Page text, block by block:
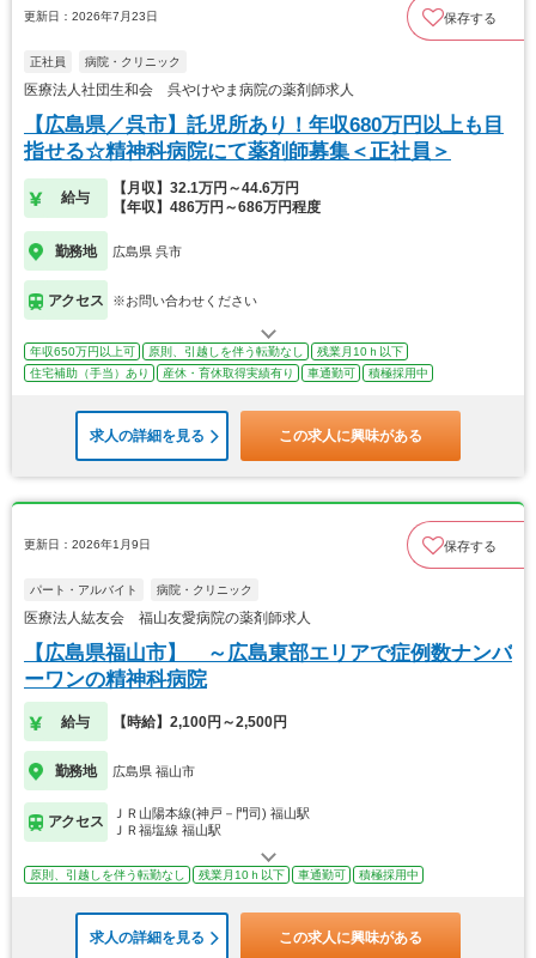
更新日：2026年7月23日 保存する
正社員 病院・クリニック
医療法人社団生和会 呉やけやま病院の薬剤師求人
【広島県／呉市】託児所あり！年収680万円以上も目
指せる☆精神科病院にて薬剤師募集＜正社員＞
給与
【月収】32.1万円～44.6万円
【年収】486万円～686万円程度
勤務地 広島県 呉市
アクセス ※お問い合わせください
年収650万円以上可 原則、引越しを伴う転勤なし
残業月10ｈ以下
住宅補助（手当）あり
産休・育休取得実績有り 車通勤可 積極採用中
求人の詳細を見る この求人に興味がある
更新日：2026年1月9日 保存する
パート・アルバイト 病院・クリニック
医療法人紘友会 福山友愛病院の薬剤師求人
【広島県福山市】 ～広島東部エリアで症例数ナンバ
ーワンの精神科病院
給与 【時給】2,100円～2,500円
勤務地 広島県 福山市
アクセス
ＪＲ山陽本線(神戸－門司) 福山駅
ＪＲ福塩線 福山駅
原則、引越しを伴う転勤なし 残業月10ｈ以下 車通勤可 積極採用中
求人の詳細を見る この求人に興味がある